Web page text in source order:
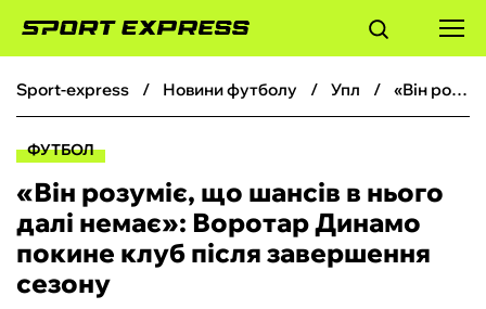
ФУТБОЛ
БОКС
ХОКЕЙ
sport-express новини футболу упл «Він розуміє, що шансів в нього далі немає»: Воротар Динамо покине клуб після завершення сезону
ФУТБОЛ
«Він розуміє, що шансів в нього
далі немає»: Воротар Динамо
покине клуб після завершення
сезону